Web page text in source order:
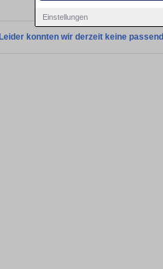
Einstellungen
Leider konnten wir derzeit keine